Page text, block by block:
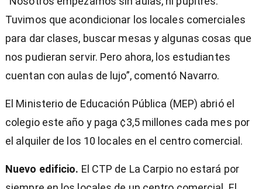
Tuvimos que acondicionar los locales comerciales
para dar clases, buscar mesas y algunas cosas que
nos pudieran servir. Pero ahora, los estudiantes
cuentan con aulas de lujo”, comentó Navarro.
El Ministerio de Educación Pública (MEP) abrió el
colegio este año y paga ¢3,5 millones cada mes por
el alquiler de los 10 locales en el centro comercial.
Nuevo edificio. El CTP de La Carpio no estará por